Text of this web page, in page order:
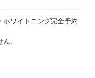
ワイトニング完全予約
。